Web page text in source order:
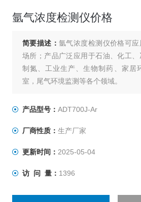
氩气浓度检测仪价格
简要描述：氩气浓度检测仪价格可
场所；产品广泛应用于石油、化工、
制氮、工业生产、生物制药、家居
室，尾气环境监测等各个领域。
产品型号： ADT700J-Ar
厂商性质： 生产厂家
更新时间： 2025-05-04
访 问 量： 1396